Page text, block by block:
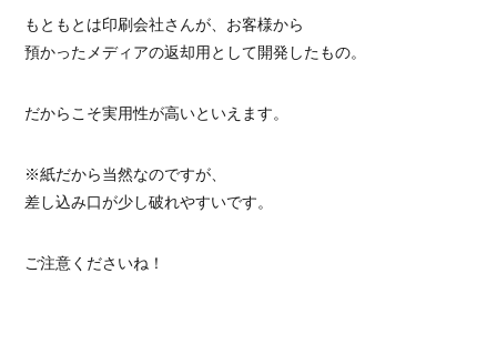
もともとは印刷会社さんが、お客様から
預かったメディアの返却用として開発したもの。
だからこそ実用性が高いといえます。
※紙だから当然なのですが、
差し込み口が少し破れやすいです。
ご注意くださいね！